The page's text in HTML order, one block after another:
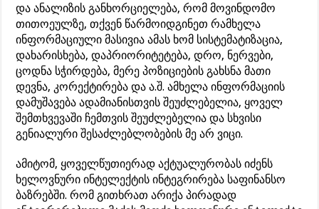
და ანალიზის განხორციელება, რომ მოვინდომო
თითოეულზე, თქვენ წარმოიდგინეთ რამხელა
ინფორმაციული მასივია ამას ხომ სისტემატიზაცია,
დახარისხება, დაპრიორიტეტება, დრო, ნერვები,
ცოდნა სჭირდება, მერე პოზიციების გახსნა მათი
დევნა, კორექტირება და ა.შ. ამხელა ინფორმაციის
დამუშავება ადამიანისთვის შეუძლებელია, ყოველ
შემთხვევაში ჩემთვის შეუძლებელია და სხვისი
გენიალური შესაძლებლობების მე არ ვიცი.
ამიტომ, ყოველწუთიერად აქტუალურობას იძენს
ხელოვნური ინტელექტის ინტეგრირება საფინანსო
ბაზრებში. რომ გითხრათ არიქა პირადად